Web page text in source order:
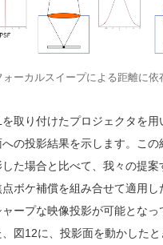
ォーカルスイープによる距離に
取り付けたプロジェクタを用
の投影結果を示します。この
た場合と比べて、我々の提案
ボケ補償を組み合せて適用
ープな映像投影が可能となっ
図12に、投影面を動かした